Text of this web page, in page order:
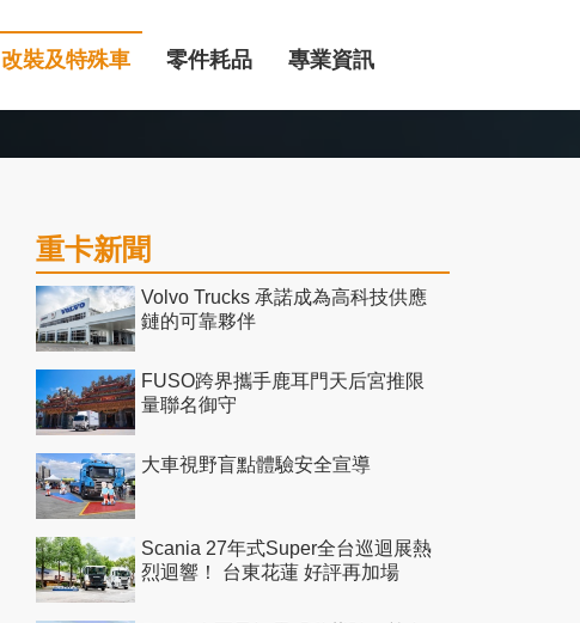
改裝及特殊車 零件耗品 專業資訊
重卡新聞
Volvo Trucks 承諾成為高科技供應
鏈的可靠夥伴
FUSO跨界攜手鹿耳門天后宮推限
量聯名御守
大車視野盲點體驗安全宣導
Scania 27年式Super全台巡迴展熱
烈迴響！ 台東花蓮 好評再加場